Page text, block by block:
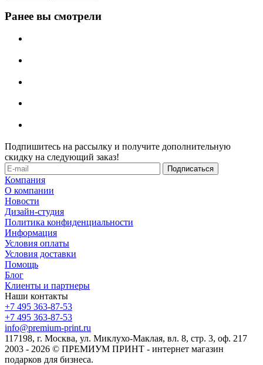
Ранее вы смотрели
Подпишитесь на рассылку и получите дополнительную
скидку на следующий заказ!
Компания
О компании
Новости
Дизайн-студия
Политика конфиденциальности
Информация
Условия оплаты
Условия доставки
Помощь
Блог
Клиенты и партнеры
Наши контакты
+7 495 363-87-53
+7 495 363-87-53
info@premium-print.ru
117198, г. Москва, ул. Миклухо-Маклая, вл. 8, стр. 3, оф. 217
2003 - 2026 © ПРЕМИУМ ПРИНТ - интернет магазин
подарков для бизнеса.